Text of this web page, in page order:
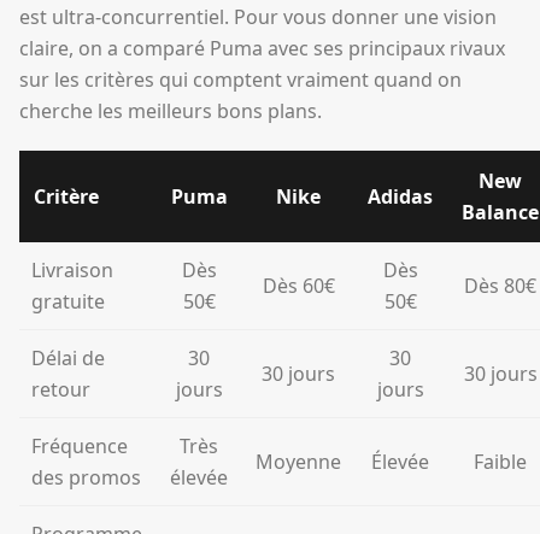
est ultra-concurrentiel. Pour vous donner une vision
claire, on a comparé Puma avec ses principaux rivaux
sur les critères qui comptent vraiment quand on
cherche les meilleurs bons plans.
Critère Puma Nike Adidas
New
Balance
Livraison
gratuite
Dès
50€
Dès 60€
Dès
50€
Dès 80€
Délai de
retour
30
jours
30 jours
30
jours
30 jours
Fréquence
des promos
Très
élevée
Moyenne Élevée Faible